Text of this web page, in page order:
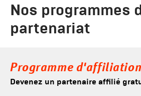
Nos programmes
partenariat
Programme d'affiliation
Devenez un partenaire affilié